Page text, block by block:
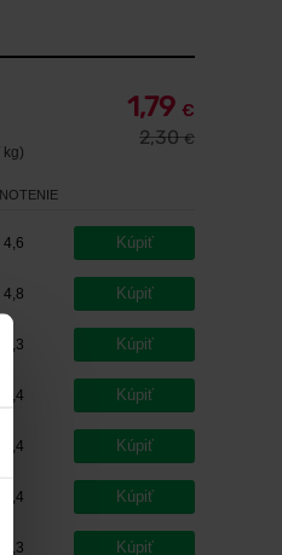
1,79 €
2,30€
4,6 Kúpiť
4,8 Kúpiť
4,3 Kúpiť
4,4 Kúpiť
4,4 Kúpiť
4,4 Kúpiť
4,3 Kúpiť